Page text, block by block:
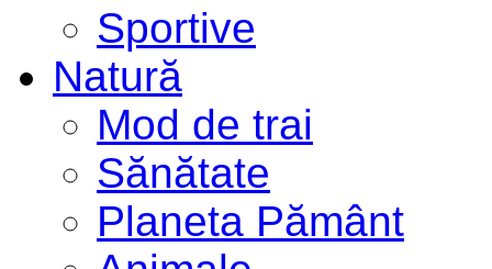
Sportive
Natură
Mod de trai
Sănătate
Planeta Pământ